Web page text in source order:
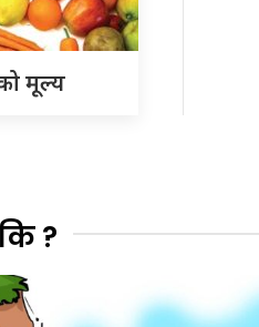
मूल्य
?